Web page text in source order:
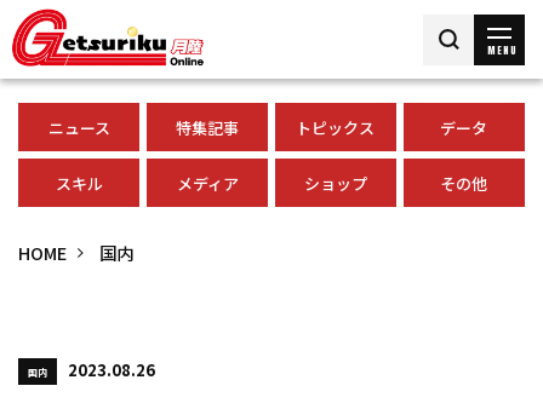
MENU
ニュース 特集記事 トピックス データ
スキル メディア ショップ その他
HOME 国内
国内 2023.08.26